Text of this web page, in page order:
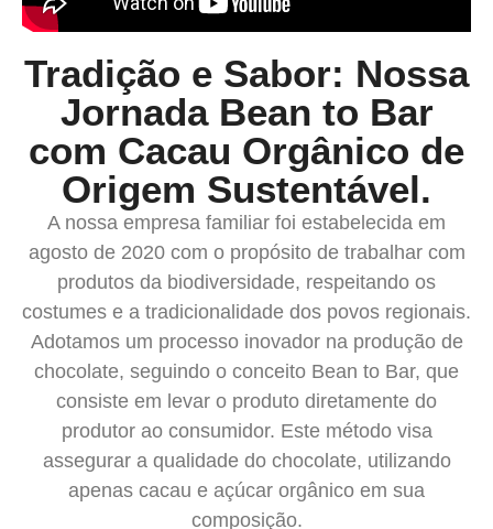
Tradição e Sabor: Nossa
Jornada Bean to Bar
com Cacau Orgânico de
Origem Sustentável.
A nossa empresa familiar foi estabelecida em
agosto de 2020 com o propósito de trabalhar com
produtos da biodiversidade, respeitando os
costumes e a tradicionalidade dos povos regionais.
Adotamos um processo inovador na produção de
chocolate, seguindo o conceito Bean to Bar, que
consiste em levar o produto diretamente do
produtor ao consumidor. Este método visa
assegurar a qualidade do chocolate, utilizando
apenas cacau e açúcar orgânico em sua
composição.